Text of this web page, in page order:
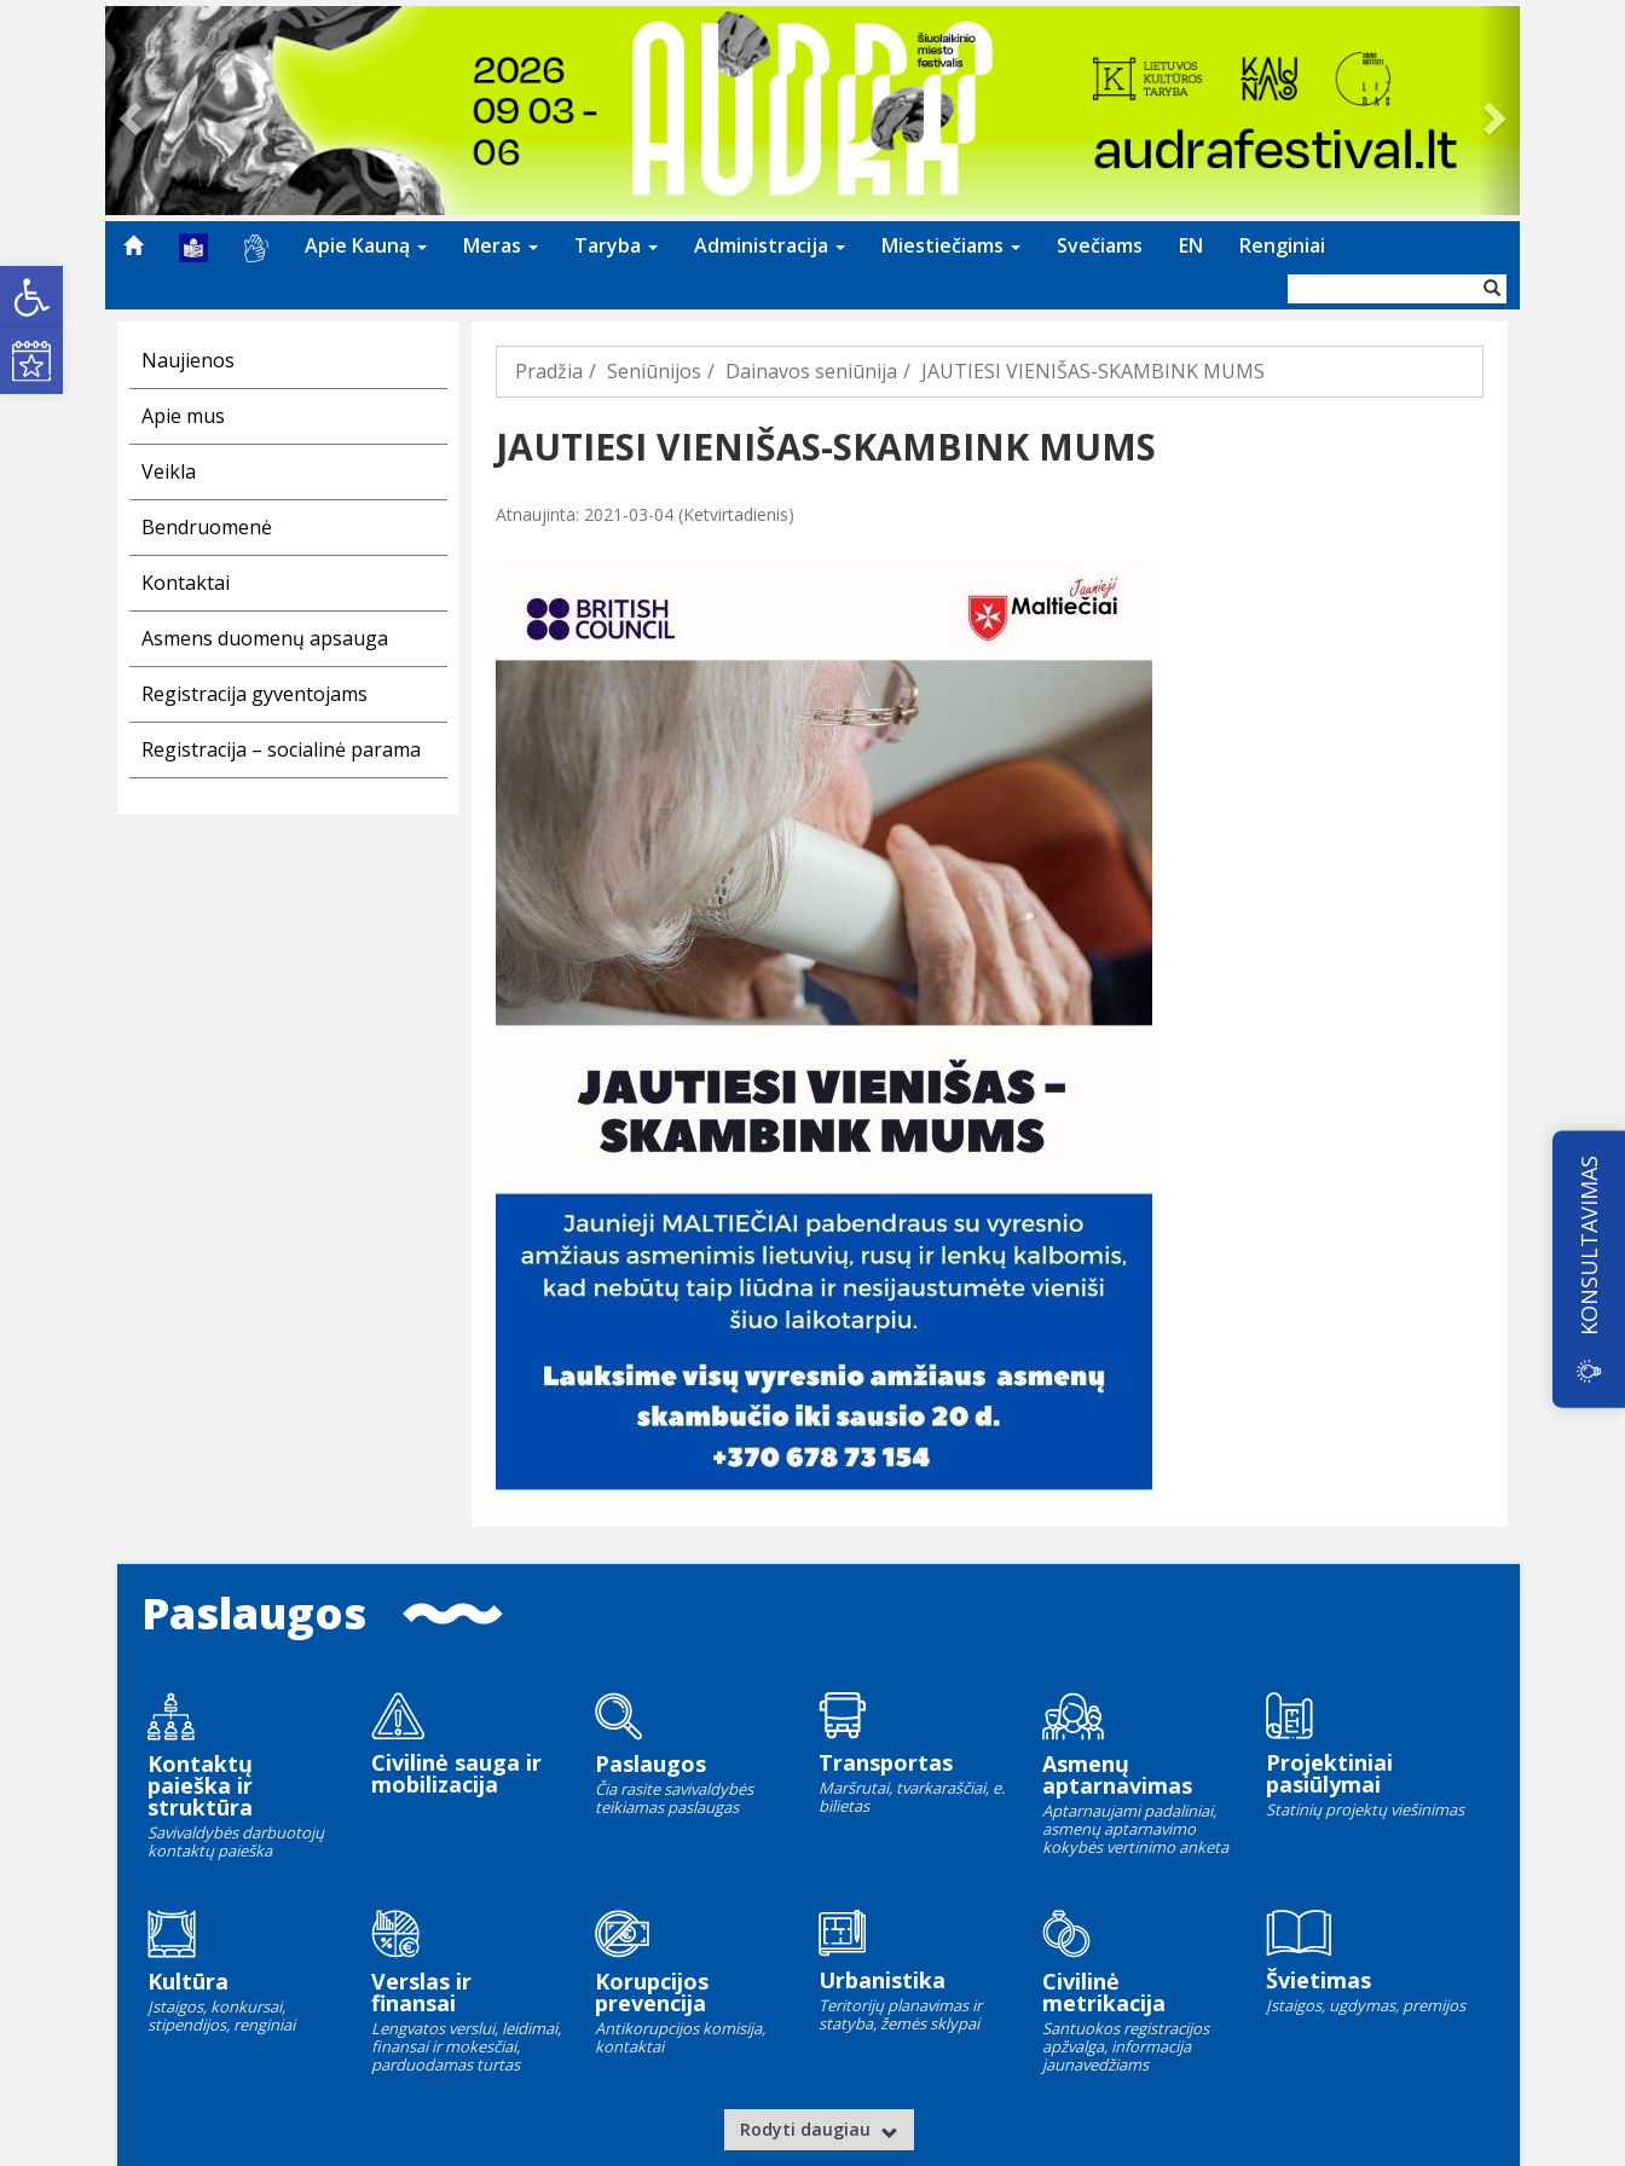
Open toolbar
Kultūros renginiai
Previous
Apie Kauną Meras Taryba Administracija Miestiečiams Svečiams EN Renginiai
forma
Naujienos
Apie mus
Veikla
Bendruomenė
Kontaktai
Asmens duomenų apsauga
Registracija gyventojams
Registracija – socialinė parama
Pradžia Seniūnijos Dainavos seniūnija JAUTIESI VIENIŠAS-SKAMBINK MUMS
JAUTIESI VIENIŠAS-SKAMBINK MUMS
Atnaujinta: 2021-03-04 (Ketvirtadienis)
Paslaugos
Kontaktų
paieška ir
struktūra
Savivaldybės darbuotojų
kontaktų paieška
Civilinė sauga ir
mobilizacija
Paslaugos
Čia rasite savivaldybės
teikiamas paslaugas
Transportas
Maršrutai, tvarkaraščiai, e.
bilietas
Asmenų
aptarnavimas
Aptarnaujami padaliniai,
asmenų aptarnavimo
kokybės vertinimo anketa
Projektiniai
pasiūlymai
Statinių projektų viešinimas
Kultūra
Įstaigos, konkursai,
stipendijos, renginiai
Verslas ir
finansai
Lengvatos verslui, leidimai,
finansai ir mokesčiai,
parduodamas turtas
Korupcijos
prevencija
Antikorupcijos komisija,
kontaktai
Urbanistika
Teritorijų planavimas ir
statyba, žemės sklypai
Civilinė
metrikacija
Santuokos registracijos
apžvalga, informacija
jaunavedžiams
Švietimas
Įstaigos, ugdymas, premijos
Rodyti daugiau
KONSULTAVIMAS